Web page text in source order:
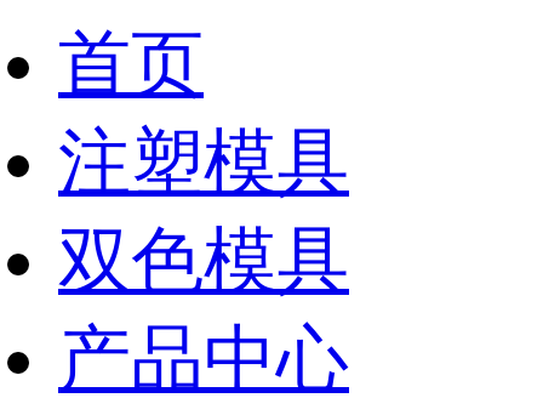
首页
注塑模具
双色模具
产品中心